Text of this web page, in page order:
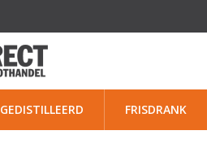
GEDISTILLEERD FRISDRANK